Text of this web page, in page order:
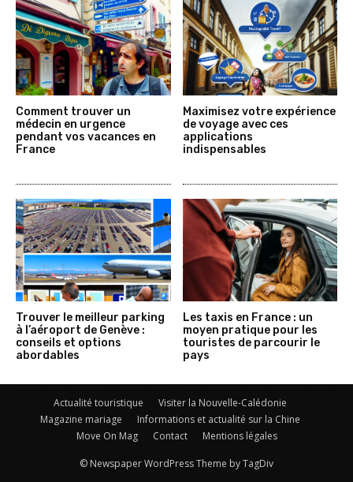
Comment trouver un
médecin en urgence
pendant vos vacances en
France
Maximisez votre expérience
de voyage avec ces
applications
indispensables
Trouver le meilleur parking
à l’aéroport de Genève :
conseils et options
abordables
Les taxis en France : un
moyen pratique pour les
touristes de parcourir le
pays
Actualité touristique
Visiter la Nouvelle-Calédonie
Magazine mariage
Informations et actualité sur la Chine
Move On Mag
Contact Mentions légales
© Newspaper WordPress Theme by TagDiv